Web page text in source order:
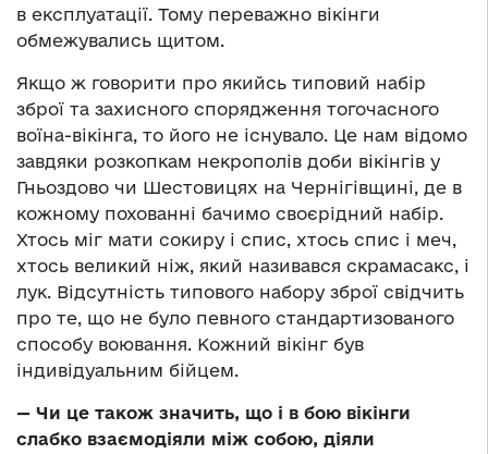
в експлуатації. Тому переважно вікінги
обмежувались щитом.
Якщо ж говорити про якийсь типовий набір
зброї та захисного спорядження тогочасного
воїна-вікінга, то його не існувало. Це нам відомо
завдяки розкопкам некрополів доби вікінгів у
Гньоздово чи Шестовицях на Чернігівщині, де в
кожному похованні бачимо своєрідний набір.
Хтось міг мати сокиру і спис, хтось спис і меч,
хтось великий ніж, який називався скрамасакс, і
лук. Відсутність типового набору зброї свідчить
про те, що не було певного стандартизованого
способу воювання. Кожний вікінг був
індивідуальним бійцем.
— Чи це також значить, що і в бою вікінги
слабко взаємодіяли між собою, діяли